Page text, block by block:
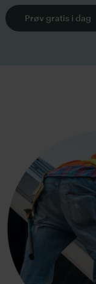
Prøv gratis i dag